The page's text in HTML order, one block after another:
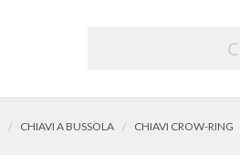
CHIAVI A BUSSOLA CHIAVI CROW-RING